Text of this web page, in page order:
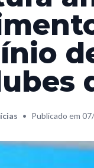
• Publicado em